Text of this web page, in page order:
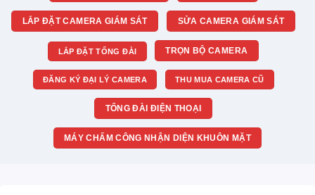
LẮP ĐẶT CAMERA GIÁM SÁT SỬA CAMERA GIÁM SÁT
LẮP ĐẶT TỔNG ĐÀI TRỌN BỘ CAMERA
ĐĂNG KÝ ĐẠI LÝ CAMERA THU MUA CAMERA CŨ
TỔNG ĐÀI ĐIỆN THOẠI
MÁY CHẤM CÔNG NHẬN DIỆN KHUÔN MẶT